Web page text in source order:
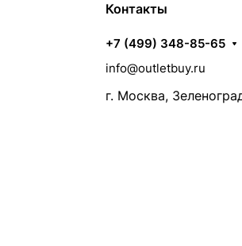
Контакты
+7 (499) 348-85-65
info@outletbuy.ru
г. Москва,